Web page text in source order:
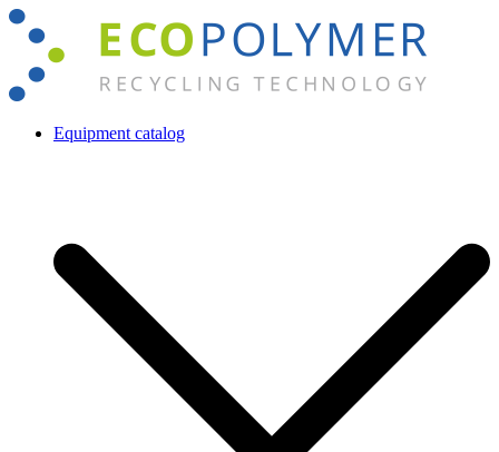
Skip
content
Equipment catalog